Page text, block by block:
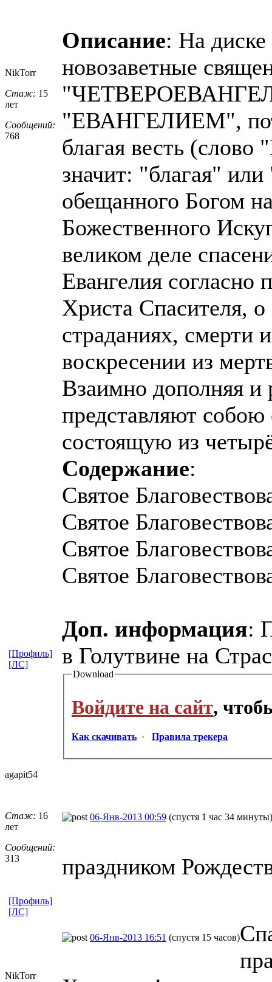
NikTorr
Стаж: 15
лет
Сообщений:
768
Описание: На
новозаветные
"ЕВАНГЕЛИЕМ",
благая весть
значит: "благая"
обещанного Богом
Божественного
великом деле
Евангелия
Христа Спасителя,
страданиях, смерти
воскресении из
Взаимно дополняя и
представляют
состоящую из
Содержание:
Святое
Святое
Святое
Святое
Доп. информация:
в Голутвине на
Download
Войдите на сайт,
Как скачивать · Правила трекера
[Профиль]
[ЛС]
agapit54
Стаж: 16
лет
Сообщений:
313
06-Янв-2013 00:59 (спустя 1 час 34 минуты)
праздником
[Профиль]
[ЛС]
NikTorr
06-Янв-2013 16:51 (спустя 15 часов)